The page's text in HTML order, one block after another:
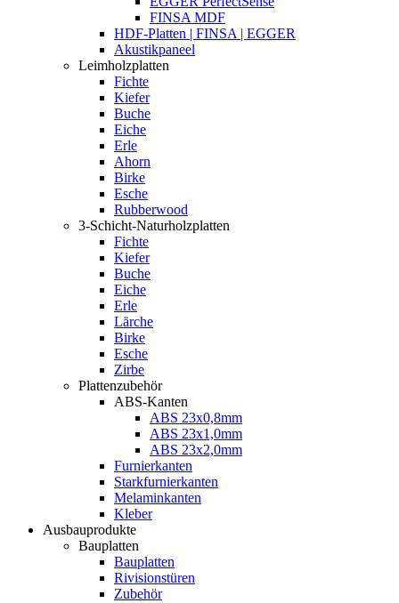
FINSA MDF
HDF-Platten | FINSA | EGGER
Akustikpaneel
Leimholzplatten
Fichte
Kiefer
Buche
Eiche
Erle
Ahorn
Birke
Esche
Rubberwood
3-Schicht-Naturholzplatten
Fichte
Kiefer
Buche
Eiche
Erle
Lärche
Birke
Esche
Zirbe
Plattenzubehör
ABS-Kanten
ABS 23x0,8mm
ABS 23x1,0mm
ABS 23x2,0mm
Furnierkanten
Starkfurnierkanten
Melaminkanten
Kleber
Ausbauprodukte
Bauplatten
Bauplatten
Rivisionstüren
Zubehör